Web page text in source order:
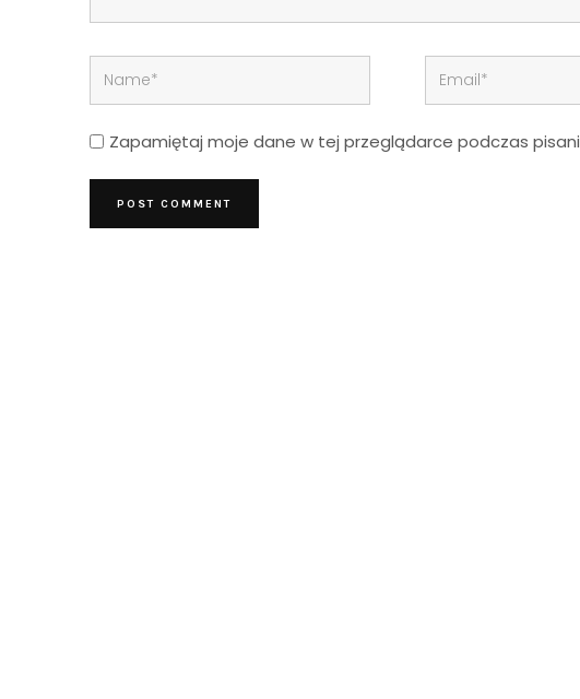
Zapamiętaj moje dane w tej przeglądarce podczas